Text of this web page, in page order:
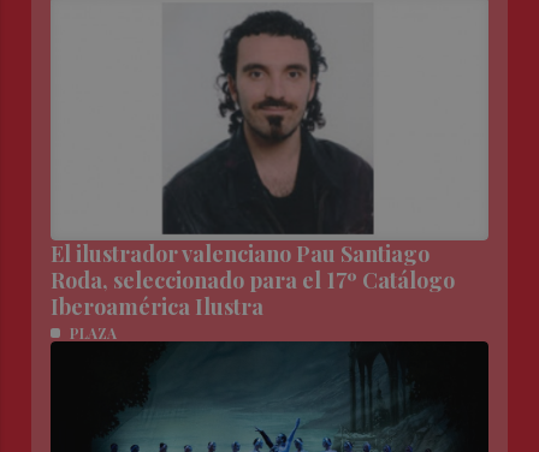
El ilustrador valenciano Pau Santiago
Roda, seleccionado para el 17º Catálogo
Iberoamérica Ilustra
PLAZA